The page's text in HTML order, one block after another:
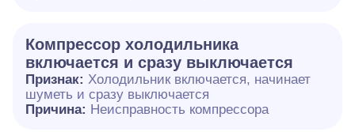
Компрессор холодильника
включается и сразу выключается
Признак: Холодильник включается, начинает
шуметь и сразу выключается
Причина: Неисправность компрессора